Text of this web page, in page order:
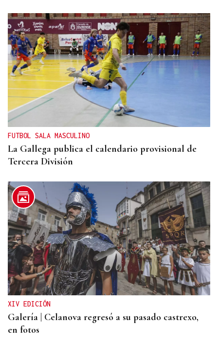
FUTBOL SALA MASCULINO
La Gallega publica el calendario provisional de
Tercera División
XIV EDICIÓN
Galería | Celanova regresó a su pasado castrexo,
en fotos